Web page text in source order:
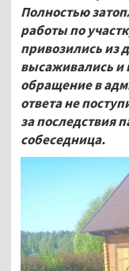
Полностью
работы по
привозились из
высаживались и
обращение в
ответа не
за последствия
собеседница.